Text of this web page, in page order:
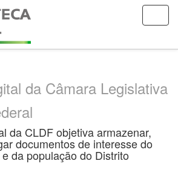
da Câmara Legislativa
da CLDF objetiva armazenar,
documentos de interesse do
da população do Distrito